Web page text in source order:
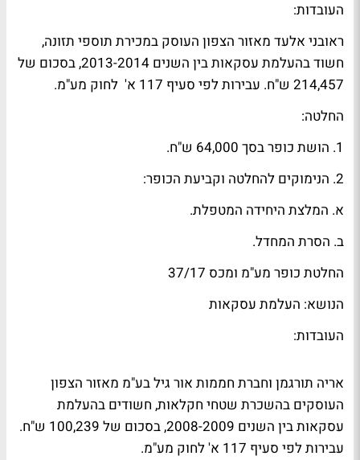
העובדות:
ראובני אלעד מאזור הצפון העוסק במכירת תוספי תזונה,
חשוד בהעלמת עסקאות בין השנים 2013-2014, בסכום של
214,457 ש"ח. עבירות לפי סעיף 117 א' לחוק מע"מ.
החלטה:
1. הושת כופר בסך 64,000 ש"ח.
2. הנימוקים להחלטה וקביעת הכופר:
א. המלצת היחידה המטפלת.
ב. הסרת המחדל.
החלטת כופר מע"מ ומכס 37/17
הנושא: העלמת עסקאות
העובדות:
אריה תורגמן וחברת חממות אור גיל בע"מ מאזור הצפון
העוסקים בהשכרת שטחי חקלאות, חשודים בהעלמת
עסקאות בין השנים 2008-2009, בסכום של 100,239 ש"ח.
עבירות לפי סעיף 117 א' לחוק מע"מ.